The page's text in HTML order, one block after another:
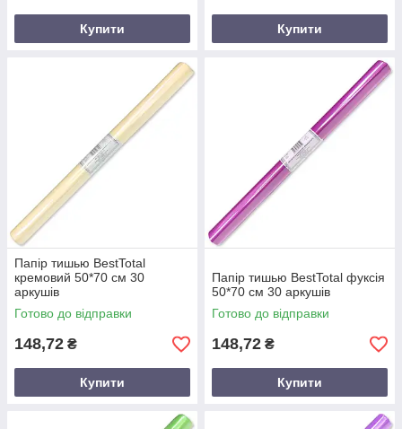
Купити Купити
Папір тишью BestTotal
кремовий 50*70 см 30
аркушів
Готово до відправки
148,72 ₴
Купити
Папір тишью BestTotal фуксія
50*70 см 30 аркушів
Готово до відправки
148,72 ₴
Купити